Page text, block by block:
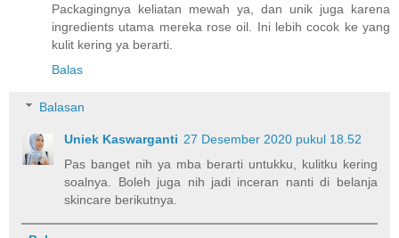
Packagingnya keliatan mewah ya, dan unik juga karena
ingredients utama mereka rose oil. Ini lebih cocok ke yang
kulit kering ya berarti.
Balas
Balasan
Uniek Kaswarganti 27 Desember 2020 pukul 18.52
Pas banget nih ya mba berarti untukku, kulitku kering
soalnya. Boleh juga nih jadi inceran nanti di belanja
skincare berikutnya.